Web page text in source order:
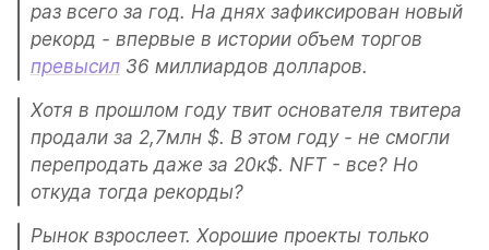
раз всего за год. На днях зафиксирован новый
превысил 36 миллиардов долларов.
Хотя в прошлом году твит основателя твитера
продали за 2,7млн $. В этом году - не смогли
перепродать даже за 20к$. NFT - все? Но
откуда тогда рекорды?
Рынок взрослеет. Хорошие проекты только